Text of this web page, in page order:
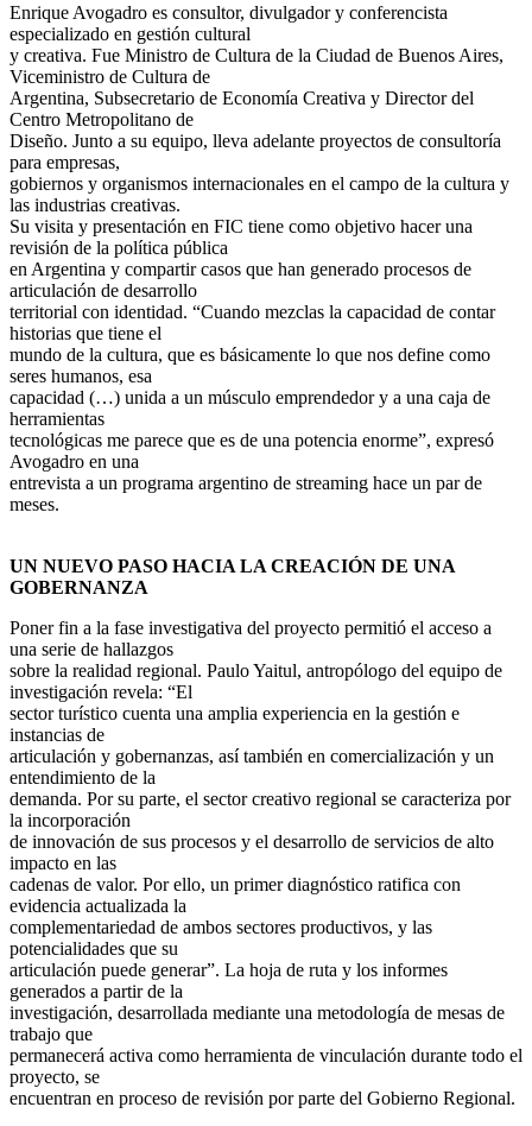
Enrique Avogadro es consultor, divulgador y conferencista
especializado en gestión cultural
y creativa. Fue Ministro de Cultura de la Ciudad de Buenos Aires,
Viceministro de Cultura de
Argentina, Subsecretario de Economía Creativa y Director del
Centro Metropolitano de
Diseño. Junto a su equipo, lleva adelante proyectos de consultoría
para empresas,
gobiernos y organismos internacionales en el campo de la cultura y
las industrias creativas.
Su visita y presentación en FIC tiene como objetivo hacer una
revisión de la política pública
en Argentina y compartir casos que han generado procesos de
articulación de desarrollo
territorial con identidad. “Cuando mezclas la capacidad de contar
historias que tiene el
mundo de la cultura, que es básicamente lo que nos define como
seres humanos, esa
capacidad (…) unida a un músculo emprendedor y a una caja de
herramientas
tecnológicas me parece que es de una potencia enorme”, expresó
Avogadro en una
entrevista a un programa argentino de streaming hace un par de
meses.
UN NUEVO PASO HACIA LA CREACIÓN DE UNA
GOBERNANZA
Poner fin a la fase investigativa del proyecto permitió el acceso a
una serie de hallazgos
sobre la realidad regional. Paulo Yaitul, antropólogo del equipo de
investigación revela: “El
sector turístico cuenta una amplia experiencia en la gestión e
instancias de
articulación y gobernanzas, así también en comercialización y un
entendimiento de la
demanda. Por su parte, el sector creativo regional se caracteriza por
la incorporación
de innovación de sus procesos y el desarrollo de servicios de alto
impacto en las
cadenas de valor. Por ello, un primer diagnóstico ratifica con
evidencia actualizada la
complementariedad de ambos sectores productivos, y las
potencialidades que su
articulación puede generar”. La hoja de ruta y los informes
generados a partir de la
investigación, desarrollada mediante una metodología de mesas de
trabajo que
permanecerá activa como herramienta de vinculación durante todo el
proyecto, se
encuentran en proceso de revisión por parte del Gobierno Regional.